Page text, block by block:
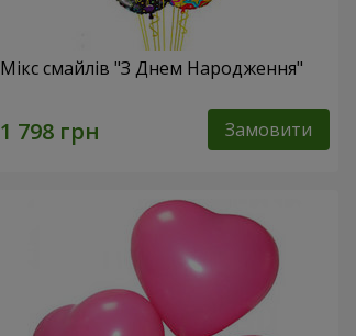
Мікс смайлів "З Днем Народження"
Замовити